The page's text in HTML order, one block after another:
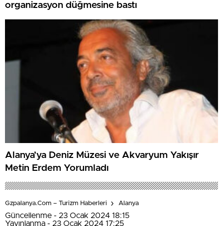
organizasyon düğmesine bastı
Alanya’ya Deniz Müzesi ve Akvaryum Yakışır
Metin Erdem Yorumladı
Gzpalanya.com – Turizm Haberleri Alanya
Güncellenme - 23 Ocak 2024 18:15
Yayınlanma - 23 Ocak 2024 17:25